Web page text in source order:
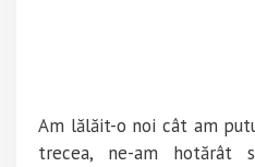
Am lălăit-o noi cât am
trecea, ne-am hotărât